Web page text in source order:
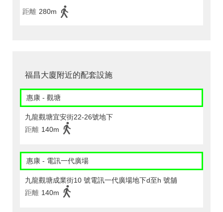
距離 280m
福昌大廈附近的配套設施
惠康 - 觀塘
九龍觀塘宜安街22-26號地下
距離 140m
惠康 - 電訊一代廣場
九龍觀塘成業街10 號電訊一代廣場地下d至h 號舖
距離 140m